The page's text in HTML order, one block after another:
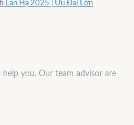
Lan Hạ 2025 | Ưu Đai Lớn
you. Our team advisor are